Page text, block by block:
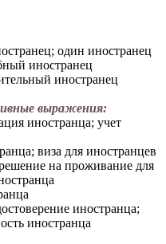
один иностранец
иностранец
иностранец
выражения:
иностранца; учет
виза для иностранцев
на проживание для
иностранца;
иностранца